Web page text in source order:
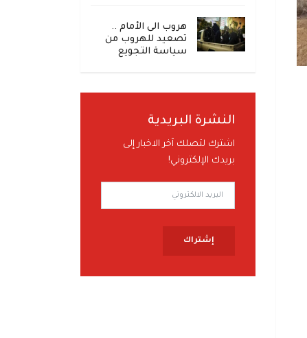
هروب الى الأمام ..
تصعيد للهروب من
سياسة التجويع
النشرة البريدية
اشترك لتصلك آخر الاخبار إلى
بريدك الإلكتروني!
إشتراك